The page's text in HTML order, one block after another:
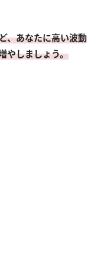
、あなたに高い波動
やしましょう。